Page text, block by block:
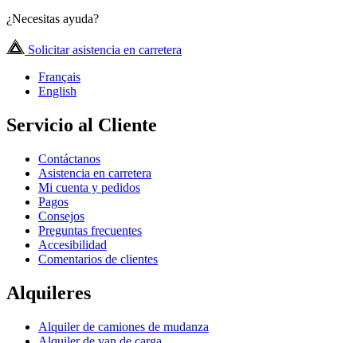
¿Necesitas ayuda?
Solicitar asistencia en carretera
Français
English
Servicio al Cliente
Contáctanos
Asistencia en carretera
Mi cuenta y pedidos
Pagos
Consejos
Preguntas frecuentes
Accesibilidad
Comentarios de clientes
Alquileres
Alquiler de camiones de mudanza